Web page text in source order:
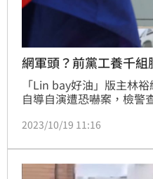
網軍頭？前黨工養千
「Lin bay好油」版主林
自導自演遭恐嚇案，檢警
級以上的網軍頭，負責下
案件。對此，國民黨今
公處理，毋枉毋縱。
2023/10/19 11:16